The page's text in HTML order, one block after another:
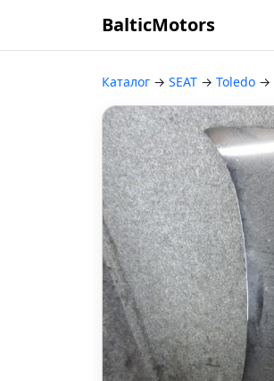
BalticMotors
Каталог → SEAT → Toledo →